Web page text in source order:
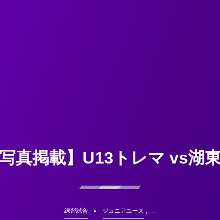
真掲載】U13トレマ vs湖
練習試合 ジュニアユース